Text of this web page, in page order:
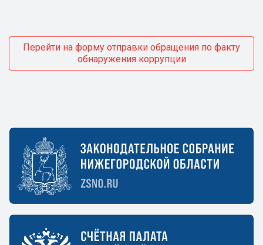
Перейти на форму отправки обращения по факту
обнаружения коррупции